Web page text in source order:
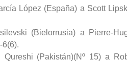
López (España) a Scott
(Bielorrusia) a Pierre-
6(6).
(Pakistán)(Nº 15) a